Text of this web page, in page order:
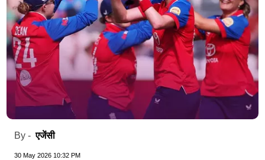
By -एजेंसी
30 May 2026 10:32 PM